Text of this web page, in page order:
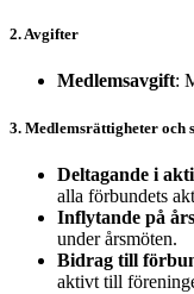
2. Avgifter
Medlemsavgift:
3. Medlemsrättigheter och
Deltagande i
alla förbundets
Inflytande på
under årsmöten.
Bidrag till
aktivt till